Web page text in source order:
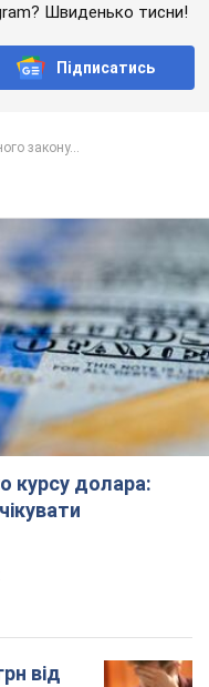
Швиденько тисни!
Підписатись
закону...
курсу долара:
від